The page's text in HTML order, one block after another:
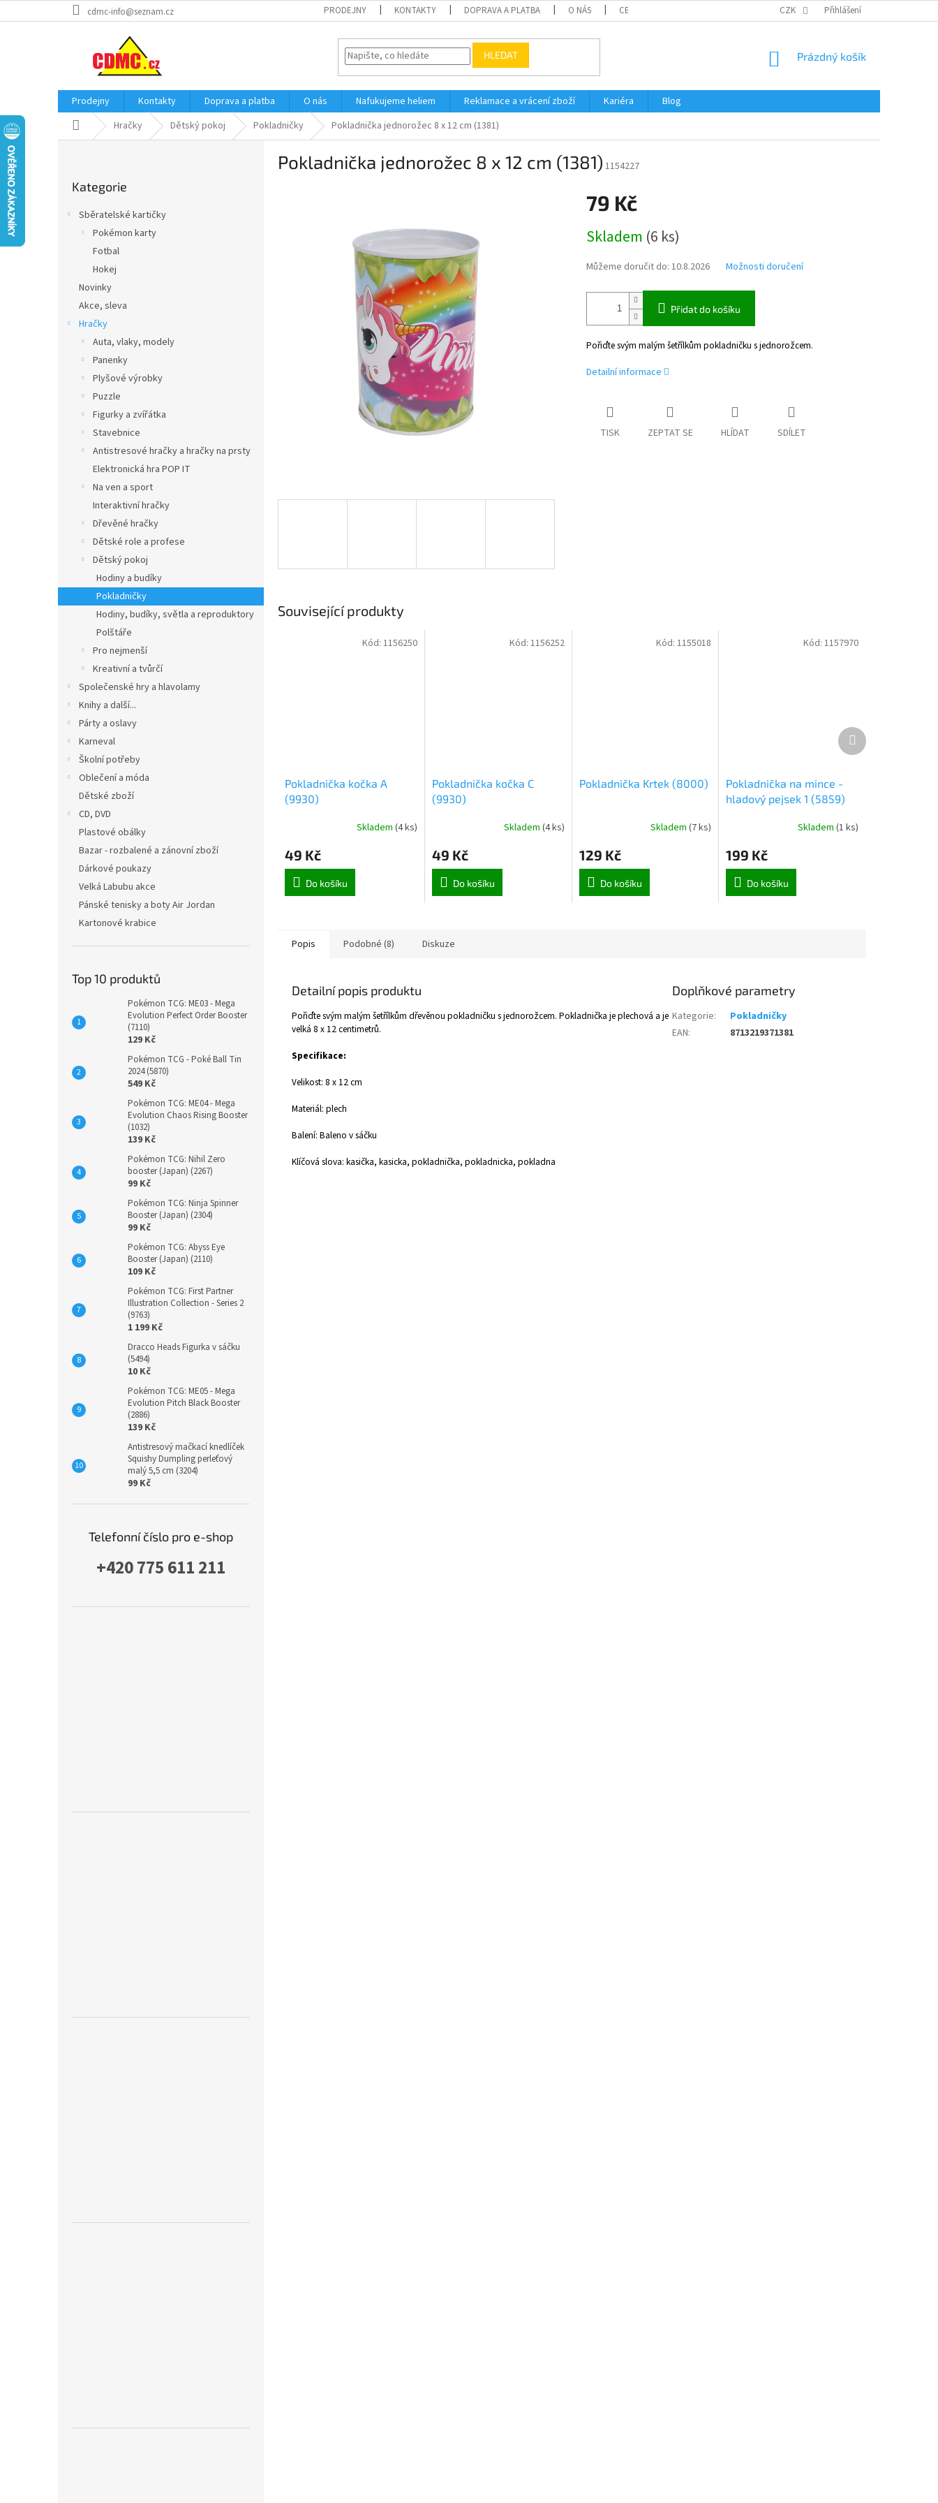
na
cdmc-info@seznam.cz PRODEJNY KONTAKTY DOPRAVA A PLATBA O NÁS CERTIFIKÁTY A NÁVODY OBCHODNÍ PODMÍNKY OCHRANA OSOBNÍCH
CZK Přihlášení
HLEDAT
NÁKUPNÍ
Prázdný košík
Prodejny Kontakty Doprava a platba O nás Nafukujeme heliem Reklamace a vrácení zboží Kariéra
Blog
Domů Hračky Dětský pokoj Pokladničky Pokladnička jednorožec 8 x 12 cm (1381)
kategorie
Kategorie
Sběratelské kartičky
Pokémon karty
Fotbal
Hokej
Novinky
Akce, sleva
Hračky
Auta, vlaky, modely
Panenky
Plyšové výrobky
Puzzle
Figurky a zvířátka
Stavebnice
Antistresové hračky a hračky na prsty
Elektronická hra POP IT
Na ven a sport
Interaktivní hračky
Dřevěné hračky
Dětské role a profese
Dětský pokoj
Hodiny a budíky
Pokladničky
Hodiny, budíky, světla a reproduktory
Polštáře
Pro nejmenší
Kreativní a tvůrčí
Společenské hry a hlavolamy
Knihy a další...
Párty a oslavy
Karneval
Školní potřeby
Oblečení a móda
Dětské zboží
CD, DVD
Plastové obálky
Bazar - rozbalené a zánovní zboží
Dárkové poukazy
Velká Labubu akce
Pánské tenisky a boty Air Jordan
Kartonové krabice
Top 10 produktů
Pokémon TCG: ME03 - Mega
Evolution Perfect Order Booster
(7110)
129 Kč
Pokémon TCG - Poké Ball Tin
2024 (5870)
549 Kč
Pokémon TCG: ME04 - Mega
Evolution Chaos Rising Booster
(1032)
139 Kč
Pokémon TCG: Nihil Zero
booster (Japan) (2267)
99 Kč
Pokémon TCG: Ninja Spinner
Booster (Japan) (2304)
99 Kč
Pokémon TCG: Abyss Eye
Booster (Japan) (2110)
109 Kč
Pokémon TCG: First Partner
Illustration Collection - Series 2
(9763)
1 199 Kč
Dracco Heads Figurka v sáčku
(5494)
10 Kč
Pokémon TCG: ME05 - Mega
Evolution Pitch Black Booster
(2886)
139 Kč
Antistresový mačkací knedlíček
Squishy Dumpling perleťový
malý 5,5 cm (3204)
99 Kč
Telefonní číslo pro e-shop
+420 775 611 211
Pokladnička jednorožec 8 x 12 cm (1381) 1154227
79 Kč
cena:
Skladem (6 ks)
Můžeme doručit do: 10.8.2026 Možnosti doručení
Přidat do košíku
Pořiďte svým malým šetřílkům pokladničku s jednorožcem.
Detailní informace
TISK ZEPTAT SE HLÍDAT SDÍLET
Související produkty
Pokladnička kočka A
(9930)
Skladem (4 ks)
49 Kč
Do košíku
Kód: 1156250
Pokladnička kočka C
(9930)
Skladem (4 ks)
49 Kč
Do košíku
Kód: 1156252
Pokladnička Krtek (8000)
Skladem(7 ks)
129 Kč
Do košíku
Kód:1155018
Pokladnička na mince -
hladový pejsek 1 (5859)
Skladem (1 ks)
199 Kč
Do košíku
Kód: 1157970
Další
produkt
Popis Podobné (8) Diskuze
Detailní popis produktu
Pořiďte svým malým šetřílkům dřevěnou pokladničku s jednorožcem. Pokladnička je plechová a je
velká 8 x 12 centimetrů.
Specifikace:
Velikost: 8 x 12 cm
Materiál: plech
Balení: Baleno v sáčku
Klíčová slova: kasička, kasicka, pokladnička, pokladnicka, pokladna
Doplňkové parametry
Kategorie:
Pokladničky
EAN: 8713219371381